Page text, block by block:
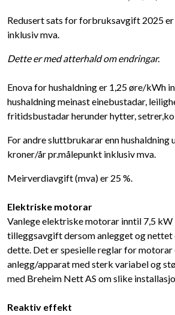
Redusert sats for forbruksavgift 2025
inklusiv mva.
Dette er med atterhald om endringar.
Enova for hushaldning er 1,25 øre/kWh
hushaldning meinast einebustadar,
fritidsbustadar herunder hytter,
For andre sluttbrukarar enn hushaldning
kroner/år pr.målepunkt inklusiv mva.
Meirverdiavgift (mva) er 25 %.
Elektriske motorar
Vanlege elektriske motorar inntil 7,5 kW
tilleggsavgift dersom anlegget og
dette. Det er spesielle reglar for
anlegg/apparat med sterk variabel og
med Breheim Nett AS om slike
Reaktiv effekt